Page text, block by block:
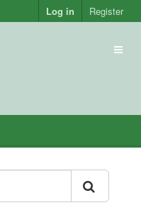
Log in Register